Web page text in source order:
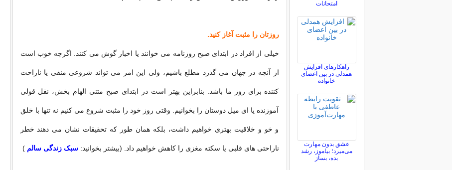
روزتان را مثبت آغاز کنید.
خیلی از افراد در ابتدای صبح روزنامه می خوانند یا اخبار گوش می کنند. اگرچه خوب است
از آنچه در جهان می گذرد مطلع باشیم، ولی این امر می تواند شروعی منفی یا ناراحت
کننده برای روز ما باشد. بنابراین بهتر است در ابتدای صبح متنی الهام بخش، نقل قولی
آموزنده یا ای میل دوستان را بخوانیم. وقتی روز خود را مثبت شروع می کنیم نه تنها با خلق
و خو و خلاقیت بهتری خواهیم داشت، بلکه همان طور که تحقیقات نشان می دهند خطر
ناراحتی های قلبی یا سکته مغزی را کاهش خواهیم داد. (بیشتر بخوانید:سبک زندگی سالم )
امتحانات
راهکارهای افزایش
همدلی در بین اعضای
خانواده
عشق بدون مهارت
می‌میرد؛ بیاموز، رشد
بده، بساز